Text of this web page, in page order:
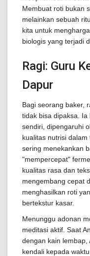
Membuat roti bukan
melainkan sebuah
kita untuk
biologis yang terjadi
Ragi: Guru
Dapur
Bagi seorang baker,
tidak bisa dipaksa.
sendiri, dipengaruhi
kualitas nutrisi dalam
sering menekankan
"mempercepat"
kualitas rasa dan
mengembang cepat
menghasilkan roti
bertekstur kasar.
Menunggu adonan
meditasi aktif. Saat
dengan kain lembap,
kendali kepada